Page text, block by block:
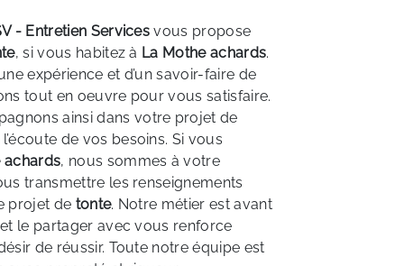
- Entretien Services vous propose
, si vous habitez à La Mothe achards.
expérience et d’un savoir-faire de
tout en oeuvre pour vous satisfaire.
ainsi dans votre projet de
de vos besoins. Si vous
achards, nous sommes à votre
transmettre les renseignements
projet de tonte. Notre métier est avant
le partager avec vous renforce
de réussir. Toute notre équipe est